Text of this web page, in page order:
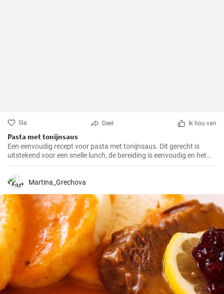
Sla Deel Ik hou van
Pasta met tonijnsaus
Een eenvoudig recept voor pasta met tonijnsaus. Dit gerecht is
uitstekend voor een snelle lunch, de bereiding is eenvoudig en het
resultaat uitstekend.
Martina_Grechova